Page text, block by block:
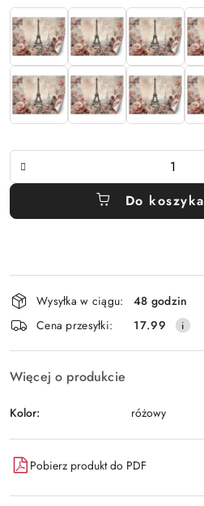
Ilość
Do koszyka
Wyślij
Dostępność
i
dostawa
Wysyłka w ciągu:
48 godzin
Cena przesyłki:
17.99
Więcej o produkcie
Kolor: różowy
Pobierz produkt do PDF